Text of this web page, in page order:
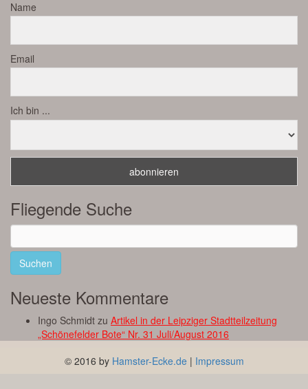
Name
Email
Ich bin ...
Fliegende Suche
Suchen
nach:
Neueste Kommentare
Ingo Schmidt zu Artikel in der Leipziger Stadtteilzeitung
„Schönefelder Bote“ Nr. 31 Juli/August 2016
© 2016 by Hamster-Ecke.de| Impressum